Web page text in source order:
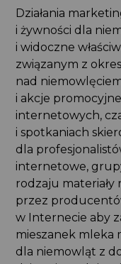
Działania
i żywności dla
i widoczne
związanym z
nad
i akcje
internetowych,
i spotkaniach
dla
internetowe,
rodzaju
przez
w Internecie aby
mieszanek mleka
dla niemowląt z